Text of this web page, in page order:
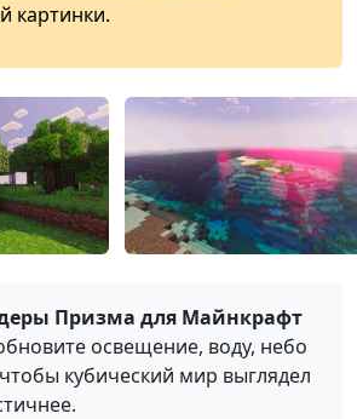
картинки.
Призма для Майнкрафт
освещение, воду, небо
кубический мир выглядел